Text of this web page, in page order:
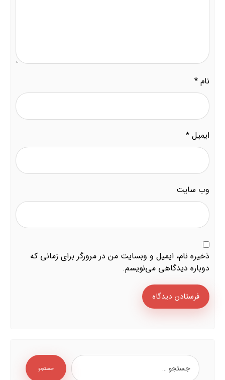
نام *
ایمیل *
وب‌ سایت
ذخیره نام، ایمیل و وبسایت من در مرورگر برای زمانی که
دوباره دیدگاهی می‌نویسم.
فرستادن دیدگاه
جستجو